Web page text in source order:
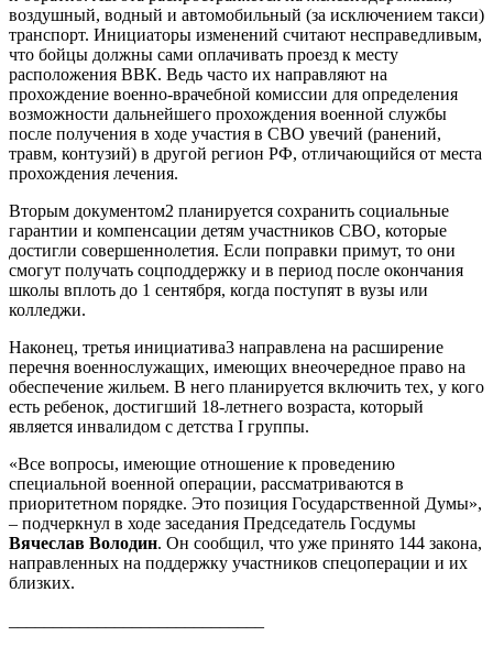
воздушный, водный и автомобильный (за исключением такси)
транспорт. Инициаторы изменений считают несправедливым,
что бойцы должны сами оплачивать проезд к месту
расположения ВВК. Ведь часто их направляют на
прохождение военно-врачебной комиссии для определения
возможности дальнейшего прохождения военной службы
после получения в ходе участия в СВО увечий (ранений,
травм, контузий) в другой регион РФ, отличающийся от места
прохождения лечения.
Вторым документом2 планируется сохранить социальные
гарантии и компенсации детям участников СВО, которые
достигли совершеннолетия. Если поправки примут, то они
смогут получать соцподдержку и в период после окончания
школы вплоть до 1 сентября, когда поступят в вузы или
колледжи.
Наконец, третья инициатива3 направлена на расширение
перечня военнослужащих, имеющих внеочередное право на
обеспечение жильем. В него планируется включить тех, у кого
есть ребенок, достигший 18-летнего возраста, который
является инвалидом с детства I группы.
«Все вопросы, имеющие отношение к проведению
специальной военной операции, рассматриваются в
приоритетном порядке. Это позиция Государственной Думы»,
– подчеркнул в ходе заседания Председатель Госдумы
Вячеслав Володин. Он сообщил, что уже принято 144 закона,
направленных на поддержку участников спецоперации и их
близких.